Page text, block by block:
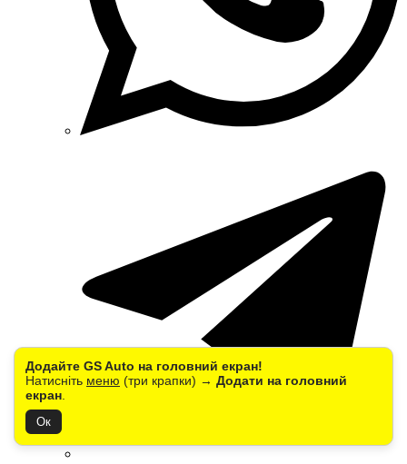
Додайте GS Auto на головний екран!
Натисніть меню (три крапки) → Додати на головний
екран
Ок